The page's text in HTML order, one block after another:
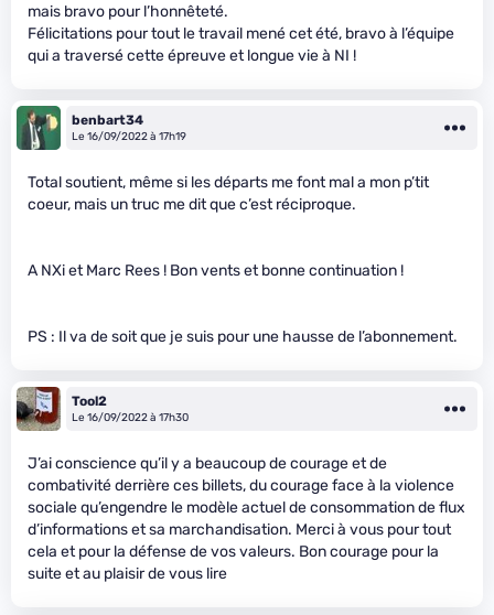
mais bravo pour l’honnêteté.
Félicitations pour tout le travail mené cet été, bravo à l’équipe
qui a traversé cette épreuve et longue vie à NI !
benbart34
Le 16/09/2022 à 17h19
Total soutient, même si les départs me font mal a mon p’tit
coeur, mais un truc me dit que c’est réciproque.
A NXi et Marc Rees ! Bon vents et bonne continuation !
PS : Il va de soit que je suis pour une hausse de l’abonnement.
Tool2
Le 16/09/2022 à 17h30
J’ai conscience qu’il y a beaucoup de courage et de
combativité derrière ces billets, du courage face à la violence
sociale qu’engendre le modèle actuel de consommation de flux
d’informations et sa marchandisation. Merci à vous pour tout
cela et pour la défense de vos valeurs. Bon courage pour la
suite et au plaisir de vous lire